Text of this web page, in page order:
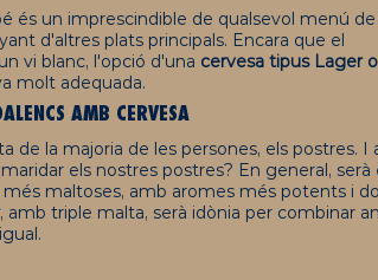
és un imprescindible de qualsevol menú de
d'altres plats principals. Encara que el
vi blanc, l'opció d'una cervesa tipus Lager o
molt adequada.
AMB CERVESA
de la majoria de les persones, els postres. I
els nostres postres? En general, serà
maltoses, amb aromes més potents i
, amb triple malta, serà idònia per combinar